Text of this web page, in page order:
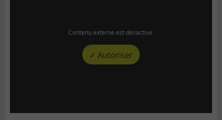
Contenu externe est désactivé.
✓ Autoriser